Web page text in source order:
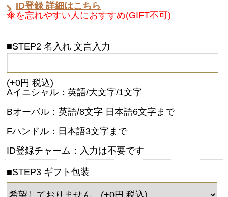
ID登録 詳細はこちら
傘を忘れやすい人におすすめ(GIFT不可)
■STEP2 名入れ 文言入力
(+0円 税込)
Aイニシャル：英語/大文字/1文字
Bオーバル：英語/8文字 日本語6文字まで
Fハンドル：日本語3文字まで
ID登録チャーム：入力は不要です
■STEP3 ギフト包装